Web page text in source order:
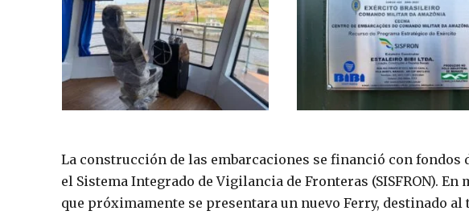
La construcción de las embarcaciones se financió con
el Sistema Integrado de Vigilancia de Fronteras (SISFRON).
que próximamente se presentara un nuevo Ferry, destinado